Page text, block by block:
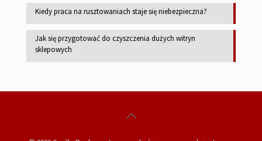
Kiedy praca na rusztowaniach staje się niebezpieczna?
Jak się przygotować do czyszczenia dużych witryn
sklepowych